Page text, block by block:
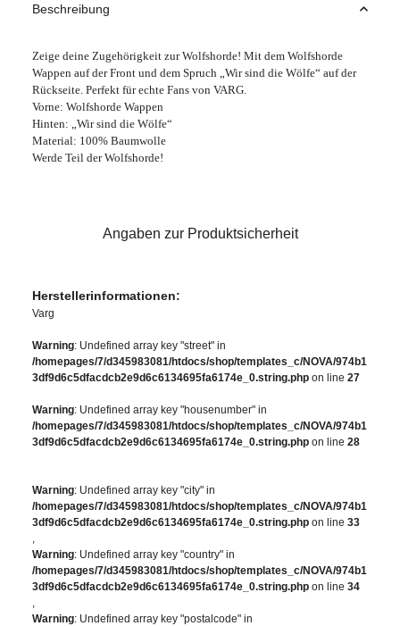
Beschreibung
Zeige deine Zugehörigkeit zur Wolfshorde! Mit dem Wolfshorde
Wappen auf der Front und dem Spruch „Wir sind die Wölfe“ auf der
Rückseite. Perfekt für echte Fans von VARG.
Vorne: Wolfshorde Wappen
Hinten: „Wir sind die Wölfe“
Material: 100% Baumwolle
Werde Teil der Wolfshorde!
Angaben zur Produktsicherheit
Herstellerinformationen:
Varg
Warning: Undefined array key "street" in
/homepages/7/d345983081/htdocs/shop/templates_c/NOVA/974b1
3df9d6c5dfacdcb2e9d6c6134695fa6174e_0.string.php on line 27
Warning: Undefined array key "housenumber" in
/homepages/7/d345983081/htdocs/shop/templates_c/NOVA/974b1
3df9d6c5dfacdcb2e9d6c6134695fa6174e_0.string.php on line 28
Warning: Undefined array key "city" in
/homepages/7/d345983081/htdocs/shop/templates_c/NOVA/974b1
3df9d6c5dfacdcb2e9d6c6134695fa6174e_0.string.php on line 33
,
Warning: Undefined array key "country" in
/homepages/7/d345983081/htdocs/shop/templates_c/NOVA/974b1
3df9d6c5dfacdcb2e9d6c6134695fa6174e_0.string.php on line 34
,
Warning: Undefined array key "postalcode" in